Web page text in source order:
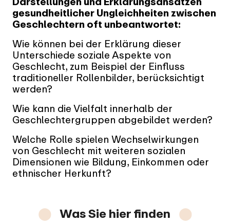
gesundheitlicher Ungleichheiten zwischen
Geschlechtern oft unbeantwortet:
Wie können bei der Erklärung dieser
Unterschiede soziale Aspekte von
Geschlecht, zum Beispiel der Einfluss
traditioneller Rollenbilder, berücksichtigt
werden?
Wie kann die Vielfalt innerhalb der
Geschlechtergruppen abgebildet werden?
Welche Rolle spielen Wechselwirkungen
von Geschlecht mit weiteren sozialen
Dimensionen wie Bildung, Einkommen oder
ethnischer Herkunft?
⬤ Was Sie hier finden ⬤